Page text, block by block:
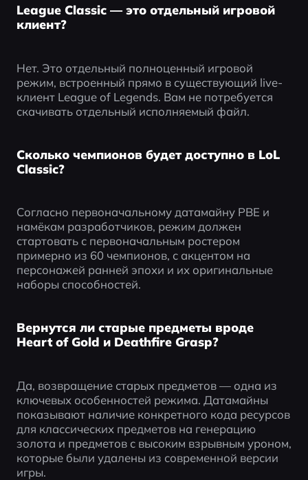
League Classic — это отдельный игровой
клиент?
Нет. Это отдельный полноценный игровой
режим, встроенный прямо в существующий live-
клиент League of Legends. Вам не потребуется
скачивать отдельный исполняемый файл.
Сколько чемпионов будет доступно в LoL
Classic?
Согласно первоначальному датамайну PBE и
намёкам разработчиков, режим должен
стартовать с первоначальным ростером
примерно из 60 чемпионов, с акцентом на
персонажей ранней эпохи и их оригинальные
наборы способностей.
Вернутся ли старые предметы вроде
Heart of Gold и Deathfire Grasp?
Да, возвращение старых предметов — одна из
ключевых особенностей режима. Датамайны
показывают наличие конкретного кода ресурсов
для классических предметов на генерацию
золота и предметов с высоким взрывным уроном,
которые были удалены из современной версии
игры.